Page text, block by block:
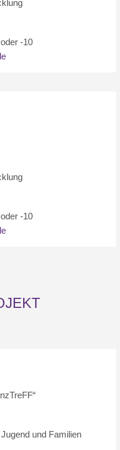
-10
-10
und Familien